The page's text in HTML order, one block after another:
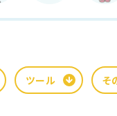
ツール そ